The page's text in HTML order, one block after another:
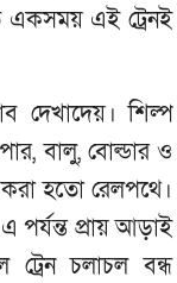
একসময় এই ট্রেনই
দেখাদেয়। শিল্প
বালু, বোল্ডার ও
করা হতো রেলপথে।
পর্যন্ত প্রায় আড়াই
চলাচল বন্ধ